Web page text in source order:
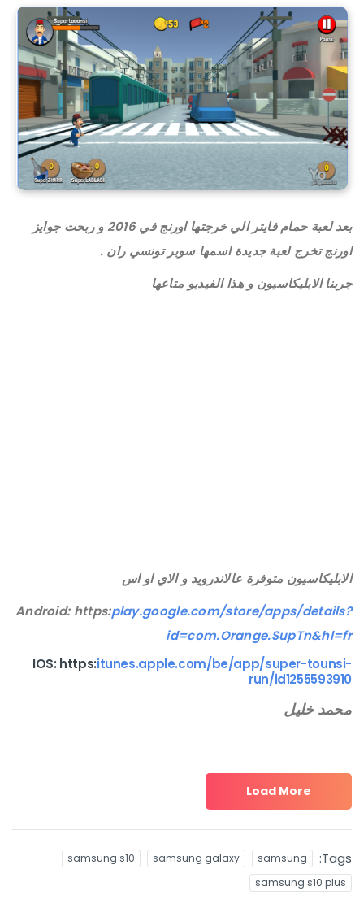
بعد لعبة حمام فايتر الي خرجتها اورنج في 2016 و ربحت جوايز
اورنج تخرج لعبة جديدة اسمها سوبر تونسي ران .
جربنا الابليكاسيون و هذا الفيديو متاعها
الابليكاسيون متوفرة عالاندرويد و الاي او اس
Android: https:play.google.com/store/apps/details?
id=com.Orange.SupTn&hl=fr
IOS: https:itunes.apple.com/be/app/super-tounsi-
run/id1255593910
محمد خليل
Load More
Tags:
samsung
samsung galaxy
samsung s10
samsung s10 plus